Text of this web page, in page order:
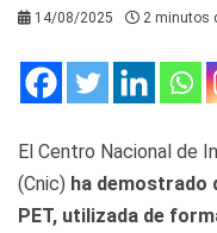
14/08/2025 2 minutos
El Centro Nacional de
(Cnic) ha demostrado
PET, utilizada de